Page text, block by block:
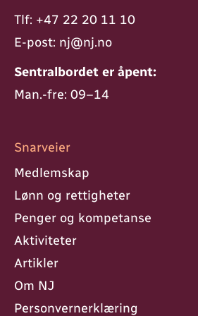
Tlf: +47 22 20 11 10
E-post: nj@nj.no
Sentralbordet er åpent:
Man.-fre: 09–14
Snarveier
Medlemskap
Lønn og rettigheter
Penger og kompetanse
Aktiviteter
Artikler
Om NJ
Personvern­erklæring